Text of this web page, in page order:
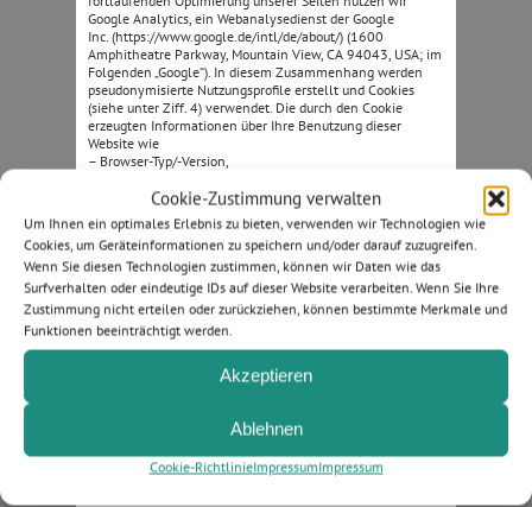
Cookie-Zustimmung verwalten
Um Ihnen ein optimales Erlebnis zu bieten, verwenden wir Technologien wie
Cookies, um Geräteinformationen zu speichern und/oder darauf zuzugreifen.
Wenn Sie diesen Technologien zustimmen, können wir Daten wie das
Surfverhalten oder eindeutige IDs auf dieser Website verarbeiten. Wenn Sie Ihre
Zustimmung nicht erteilen oder zurückziehen, können bestimmte Merkmale und
Funktionen beeinträchtigt werden.
Akzeptieren
Ablehnen
Cookie-RichtlinieImpressumImpressum
Google Analytics, ein Webanalysedienst der Google
Inc. (https://www.google.de/intl/de/about/) (1600
Amphitheatre Parkway, Mountain View, CA 94043, USA; im
Folgenden „Google“). In diesem Zusammenhang werden
pseudonymisierte Nutzungsprofile erstellt und Cookies
(siehe unter Ziff. 4) verwendet. Die durch den Cookie
erzeugten Informationen über Ihre Benutzung dieser
Website wie
– Browser-Typ/-Version,
– Referrer-URL (die zuvor besuchte Seite),
– Hostname des zugreifenden Rechners (IP-Adresse),
– Uhrzeit der Serveranfrage,
werden an einen Server von Google in den USA übertragen
und dort gespeichert. Die Informationen werden
verwendet, um die Nutzung der Website auszuwerten, um
Reports über die Websiteaktivitäten zusammenzustellen
und um weitere mit der Websitenutzung und der
Internetnutzung verbundene Dienstleistungen zu Zwecken
dieser Internetseiten zu erbringen. Auch werden diese
Daten im Auftrag verarbeiten. Es wird in keinem Fall Ihre
zusammengeführt. Die IP-Adressen werden anonymisiert,
so dass eine Zuordnung nicht möglich ist (IP-Masking).